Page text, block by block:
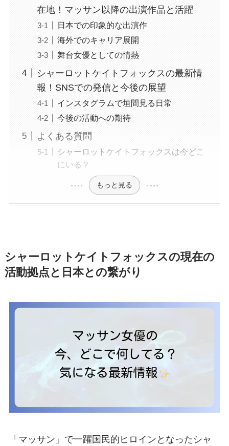
在地！マッサン以降の出演作品と活躍
日本での印象的な出演作
海外でのキャリア展開
舞台女優としての情熱
シャーロットケイトフォックスの最新情
報！SNSでの発信と今後の展望
インスタグラムで垣間見る日常
今後の活動への期待
よくある質問
シャーロットケイトフォックスは今どこ
にいる？
もっと見る
シャーロットケイトフォックスの現在の
活動拠点と日本との繋がり
「マッサン」で一躍国民的ヒロインとなったシャ